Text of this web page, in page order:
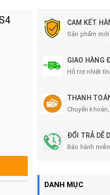
CAM KẾT
Sản phẩm mới
GIAO HÀNG
Hỗ trợ nhiệt
THANH
Chuyển
ĐỔI TRẢ DỄ
Bảo hành
DANH MỤC